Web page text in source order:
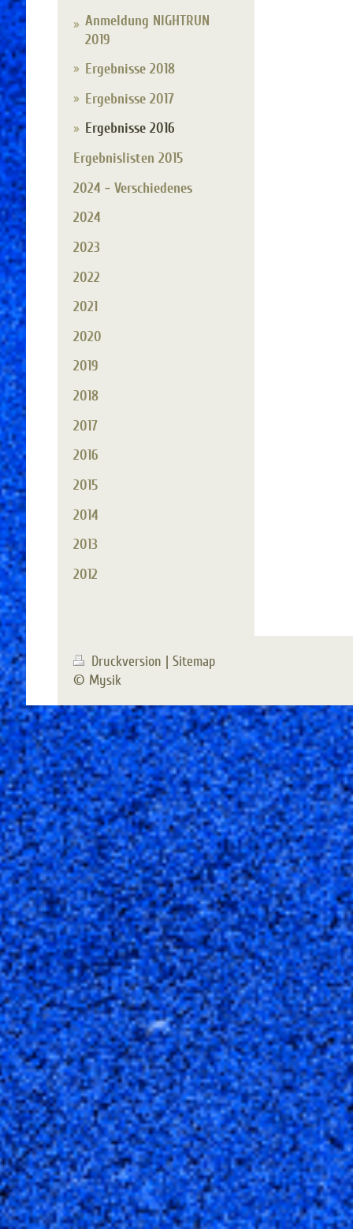
Anmeldung NIGHTRUN
2019
Ergebnisse 2018
Ergebnisse 2017
Ergebnisse 2016
Ergebnislisten 2015
2024 - Verschiedenes
2024
2023
2022
2021
2020
2019
2018
2017
2016
2015
2014
2013
2012
Druckversion | Sitemap
© Mysik